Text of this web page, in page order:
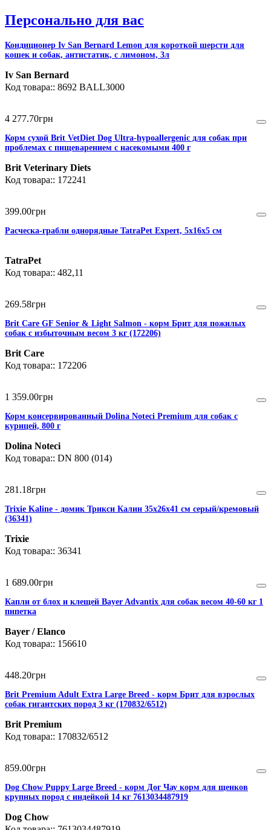
Персонально для вас
Кондиционер Iv San Bernard Lemon для короткой шерсти для
кошек и собак, антистатик, с лимоном, 3л
Iv San Bernard
8692 BALL3000
4 277.70грн
Корм сухой Brit VetDiet Dog Ultra-hypoallergenic для собак при
проблемах с пищеварением с насекомыми 400 г
Brit Veterinary Diets
172241
399.00грн
Расческа-грабли однорядные TatraPet Expert, 5х16х5 см
TatraPet
482,11
269.58грн
Brit Care GF Senior & Light Salmon - корм Брит для пожилых
собак с избыточным весом 3 кг (172206)
Brit Care
172206
1 359.00грн
Корм консервированный Dolina Noteci Premium для собак с
курицей, 800 г
Dolina Noteci
DN 800 (014)
281 .18грн
Trixie Kaline - домик Трикси Калин 35х26х41 см серый/кремовый
(36341)
Trixie
36341
1 689.00грн
Капли от блох и клещей Bayer Advantix для собак весом 40-60 кг 1
пипетка
Bayer / Elanco
156610
448.20грн
Brit Premium Adult Extra Large Breed - корм Брит для взрослых
собак гигантских пород 3 кг (170832/6512)
Brit Premium
170832/6512
859.00грн
Dog Chow Puppy Large Breed - корм Дог Чау корм для щенков
крупных пород с индейкой 14 кг 7613034487919
Dog Chow